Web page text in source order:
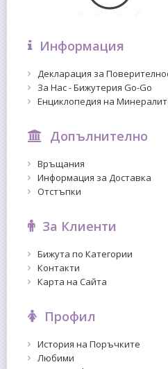
Информация
Декларация за
За Нас - Бижутерия Go-Go
Енциклопедия на
Допълнително
Връщания
Информация за Доставка
Отстъпки
За Клиенти
Бижута по Категории
Контакти
Карта на Сайта
Профил
История на Поръчките
Любими